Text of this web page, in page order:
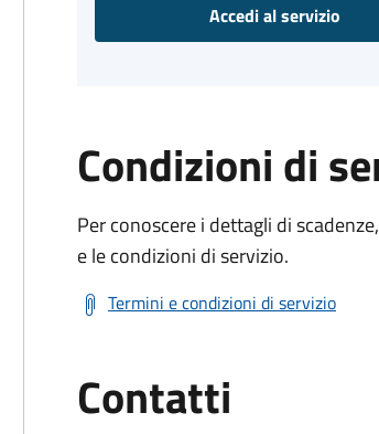
Accedi al servizio
Condizioni di
Per conoscere i dettagli di
e le condizioni di servizio.
Termini e condizioni di servizio
Contatti